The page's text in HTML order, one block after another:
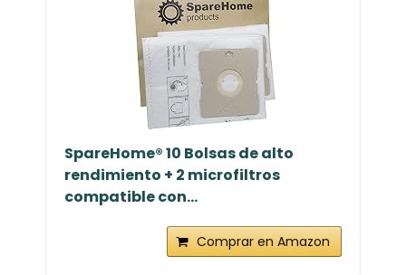
SpareHome® 10 Bolsas de alto
rendimiento + 2 microfiltros
compatible con...
Comprar en Amazon